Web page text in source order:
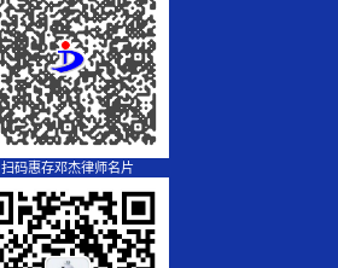
扫码惠存邓杰律师名片